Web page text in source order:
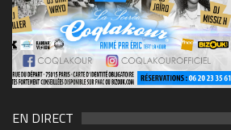
(1)
EN DIRECT